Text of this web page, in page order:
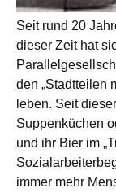
Seit rund 20
dieser Zeit hat
den „Stadtteilen
leben. Seit
Suppenküchen
und ihr Bier im
immer mehr